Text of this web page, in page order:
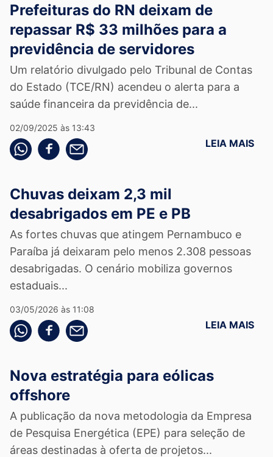
Prefeituras do RN deixam de
repassar R$ 33 milhões para a
previdência de servidores
Um relatório divulgado pelo Tribunal de Contas
do Estado (TCE/RN) acendeu o alerta para a
saúde financeira da previdência de...
02/09/2025 às 13:43
Compartilhe pelo whatsapp
Compartilhar no facebook
Compartilhe pelo email LEIA MAIS
Chuvas deixam 2,3 mil
desabrigados em PE e PB
As fortes chuvas que atingem Pernambuco e
Paraíba já deixaram pelo menos 2.308 pessoas
desabrigadas. O cenário mobiliza governos
estaduais...
03/05/2026 às 11:08
Compartilhe pelo whatsapp
Compartilhar no facebook
Compartilhe pelo email LEIA MAIS
Nova estratégia para eólicas
offshore
A publicação da nova metodologia da Empresa
de Pesquisa Energética (EPE) para seleção de
áreas destinadas à oferta de projetos...